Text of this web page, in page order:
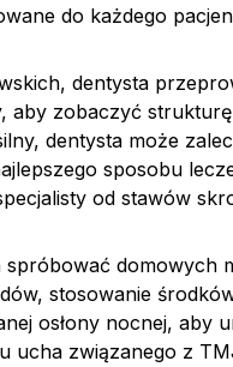
do każdego
dentysta
aby zobaczyć
dentysta może
sposobu
od stawów
spróbować domowych
stosowanie
osłony nocnej, aby
ucha związanego z